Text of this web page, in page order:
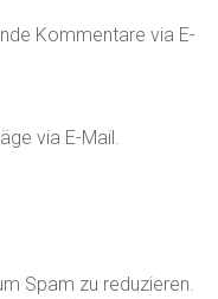
Kommentare via E-
via E-Mail.
Spam zu reduzieren.